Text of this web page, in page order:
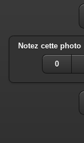
Notez cette photo
0